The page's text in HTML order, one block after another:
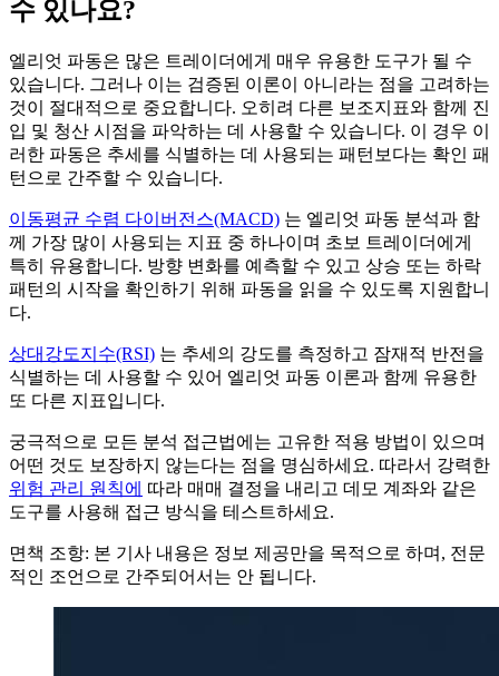
수 있나요?
엘리엇 파동은 많은 트레이더에게 매우 유용한 도구가 될 수
있습니다. 그러나 이는 검증된 이론이 아니라는 점을 고려하는
것이 절대적으로 중요합니다. 오히려 다른 보조지표와 함께 진
입 및 청산 시점을 파악하는 데 사용할 수 있습니다. 이 경우 이
러한 파동은 추세를 식별하는 데 사용되는 패턴보다는 확인 패
턴으로 간주할 수 있습니다.
이동평균 수렴 다이버전스(MACD) 는 엘리엇 파동 분석과 함
께 가장 많이 사용되는 지표 중 하나이며 초보 트레이더에게
특히 유용합니다. 방향 변화를 예측할 수 있고 상승 또는 하락
패턴의 시작을 확인하기 위해 파동을 읽을 수 있도록 지원합니
다.
상대강도지수(RSI) 는 추세의 강도를 측정하고 잠재적 반전을
식별하는 데 사용할 수 있어 엘리엇 파동 이론과 함께 유용한
또 다른 지표입니다.
궁극적으로 모든 분석 접근법에는 고유한 적용 방법이 있으며
어떤 것도 보장하지 않는다는 점을 명심하세요. 따라서 강력한
위험 관리 원칙에 따라 매매 결정을 내리고 데모 계좌와 같은
도구를 사용해 접근 방식을 테스트하세요.
면책 조항: 본 기사 내용은 정보 제공만을 목적으로 하며, 전문
적인 조언으로 간주되어서는 안 됩니다.